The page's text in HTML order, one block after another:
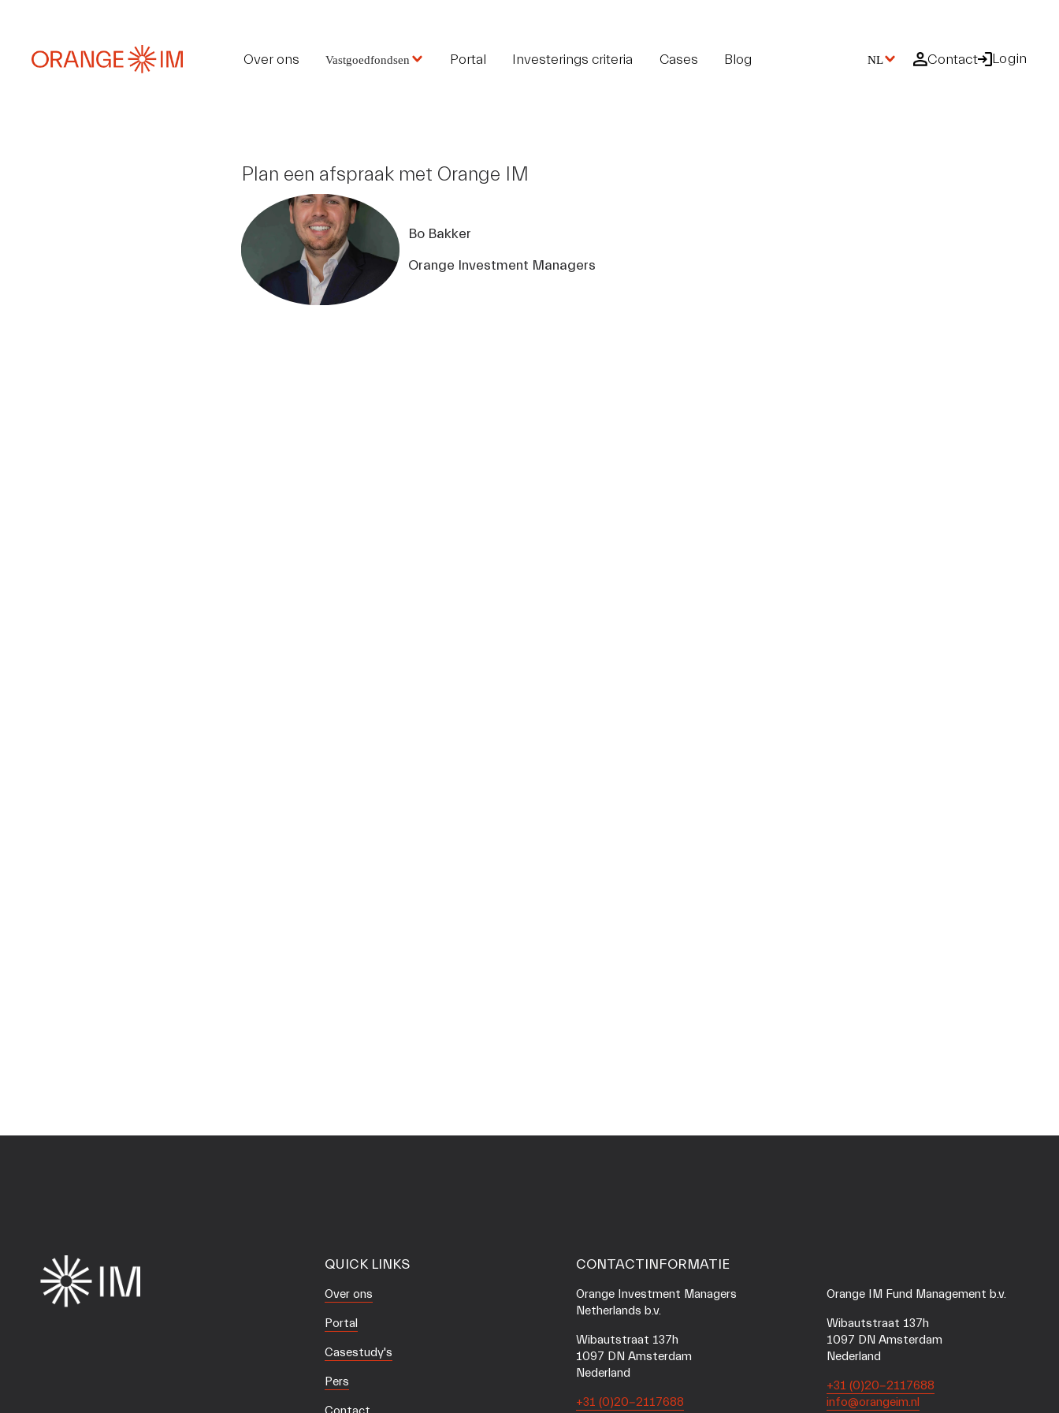
Over ons Vastgoedfondsen Portal Investerings criteria Cases Blog NL Contact Login
Plan een afspraak met Orange IM
Bo Bakker
Orange Investment Managers
QUICK LINKS
Over ons
Portal
Casestudy's
Pers
CONTACTINFORMATIE
Orange Investment Managers
Netherlands b.v.
Wibautstraat 137h
1097 DN Amsterdam
Nederland
+31 (0)20-2117688
Orange IM Fund Management b.v.
Wibautstraat 137h
1097 DN Amsterdam
Nederland
+31 (0)20-2117688
info@orangeim.nl